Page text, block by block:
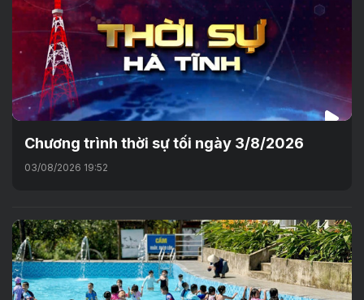
Chương trình thời sự tối ngày 3/8/2026
03/08/2026 19:52